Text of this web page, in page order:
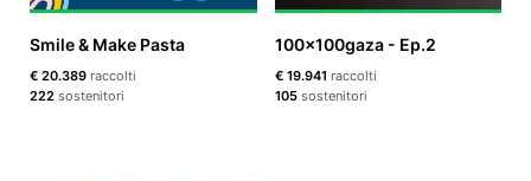
Smile & Make Pasta
€ 20.389 raccolti
222 sostenitori
100x100gaza - Ep.2
€ 19.941 raccolti
105 sostenitori